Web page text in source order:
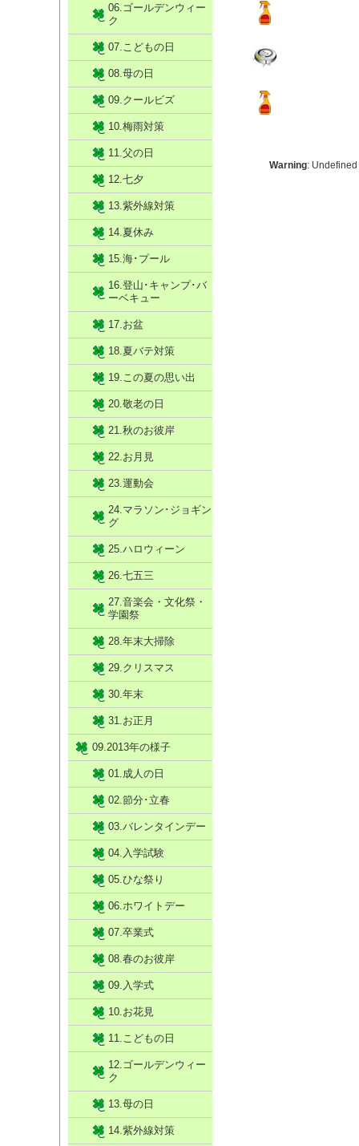
Warning:
06.ゴールデンウィー
ク
07.こどもの日
08.母の日
09.クールビズ
10.梅雨対策
11.父の日
12.七夕
13.紫外線対策
14.夏休み
15.海･プール
16.登山･キャンプ･バ
ーベキュー
17.お盆
18.夏バテ対策
19.この夏の思い出
20.敬老の日
21.秋のお彼岸
22.お月見
23.運動会
24.マラソン･ジョギン
グ
25.ハロウィーン
26.七五三
27.音楽会・文化祭・
学園祭
28.年末大掃除
29.クリスマス
30.年末
31.お正月
09.2013年の様子
01.成人の日
02.節分･立春
03.バレンタインデー
04.入学試験
05.ひな祭り
06.ホワイトデー
07.卒業式
08.春のお彼岸
09.入学式
10.お花見
11.こどもの日
12.ゴールデンウィー
ク
13.母の日
14.紫外線対策